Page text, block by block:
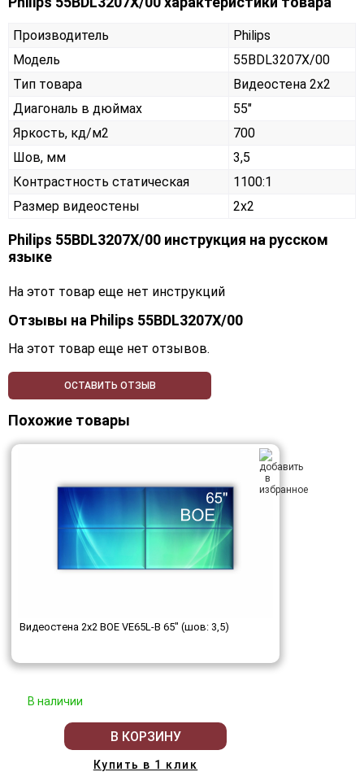
Производитель
Philips
Модель
55BDL3207X/00
Тип товара
Видеостена 2х2
Диагональ в дюймах
55"
Яркость, кд/м2
700
Шов, мм
3,5
Контрастность статическая
1100:1
Размер видеостены
2x2
Philips 55BDL3207X/00 инструкция на русском
языке
На этот товар еще нет инструкций
Отзывы на Philips 55BDL3207X/00
На этот товар еще нет отзывов.
ОСТАВИТЬ ОТЗЫВ
Похожие товары
Видеостена 2x2 BOE VE65L-B 65" (шов: 3,5)
В наличии
В КОРЗИНУ
Купить в 1 клик